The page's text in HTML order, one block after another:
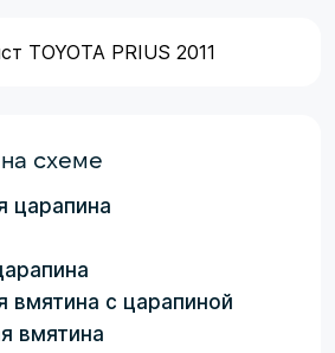
схеме
царапина
вмятина с царапиной
вмятина